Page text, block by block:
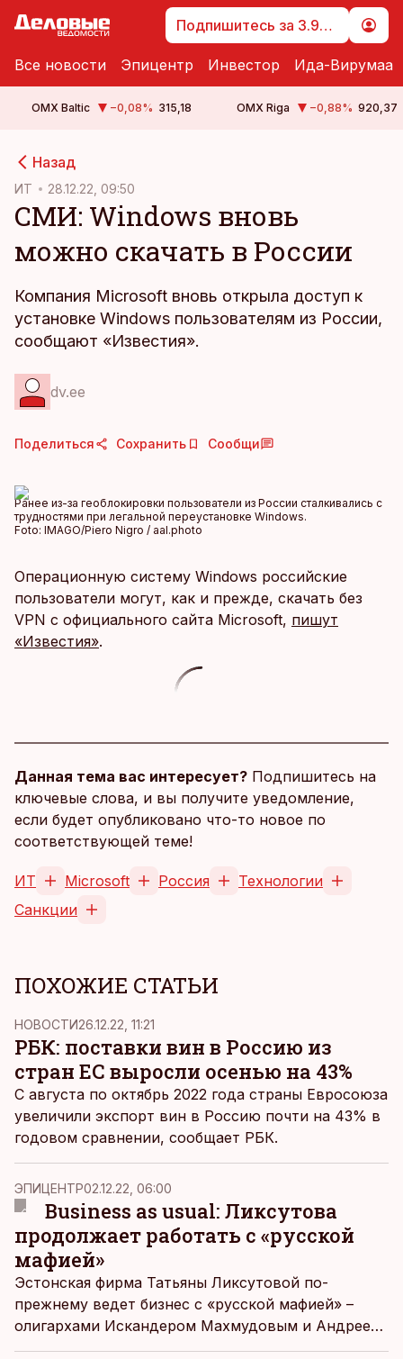
Подпишитесь за 3.99 €
Все новости Эпицентр Инвестор Ида-Вирумаа
OMX Baltic −0,08% 315,18 OMX Riga −0,88% 920,37
Назад
ИТ 28.12.22, 09:50
СМИ: Windows вновь
можно скачать в России
Компания Microsoft вновь открыла доступ к
установке Windows пользователям из России,
сообщают «Известия».
dv.ee
Поделиться Сохранить Сообщи
Ранее из-за геоблокировки пользователи из России сталкивались с
трудностями при легальной переустановке Windows.
Foto: IMAGO/Piero Nigro / aal.photo
Операционную систему Windows российские
пользователи могут, как и прежде, скачать без
VPN с официального сайта Microsoft, пишут
«Известия».
Данная тема вас интересует? Подпишитесь на
ключевые слова, и вы получите уведомление,
если будет опубликовано что-то новое по
соответствующей теме!
ИТ Microsoft Россия
Технологии
Санкции
ПОХОЖИЕ СТАТЬИ
НОВОСТИ26.12.22, 11:21
РБК: поставки вин в Россию из
стран ЕС выросли осенью на 43%
С августа по октябрь 2022 года страны Евросоюза
увеличили экспорт вин в Россию почти на 43% в
годовом сравнении, сообщает РБК.
ЭПИЦЕНТР02.12.22, 06:00
Business as usual: Ликсутова
продолжает работать с «русской
мафией»
Эстонская фирма Татьяны Ликсутовой по-
прежнему ведет бизнес с «русской мафией» –
олигархами Искандером Махмудовым и Андреем
Бокаревым, которые находятся под санкциями